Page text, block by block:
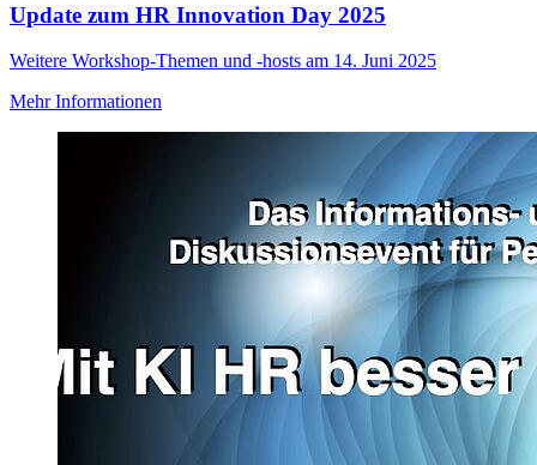
Update zum HR Innovation Day 2025
Weitere Workshop-Themen und -hosts am 14. Juni 2025
Mehr Informationen